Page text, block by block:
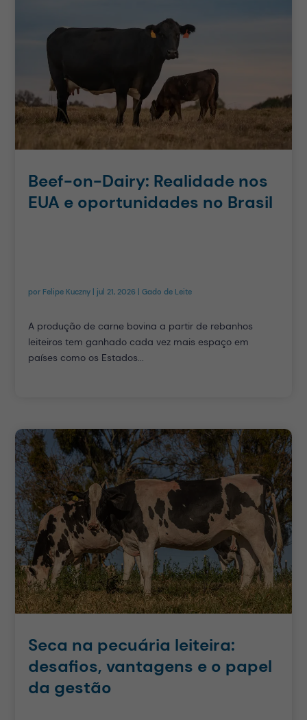
Beef-on-Dairy: Realidade nos
EUA e oportunidades no Brasil
por Felipe Kuczny | jul 21, 2026 |Gado de Leite
A produção de carne bovina a partir de rebanhos
leiteiros tem ganhado cada vez mais espaço em
países como os Estados...
Seca na pecuária leiteira:
desafios, vantagens e o papel
da gestão